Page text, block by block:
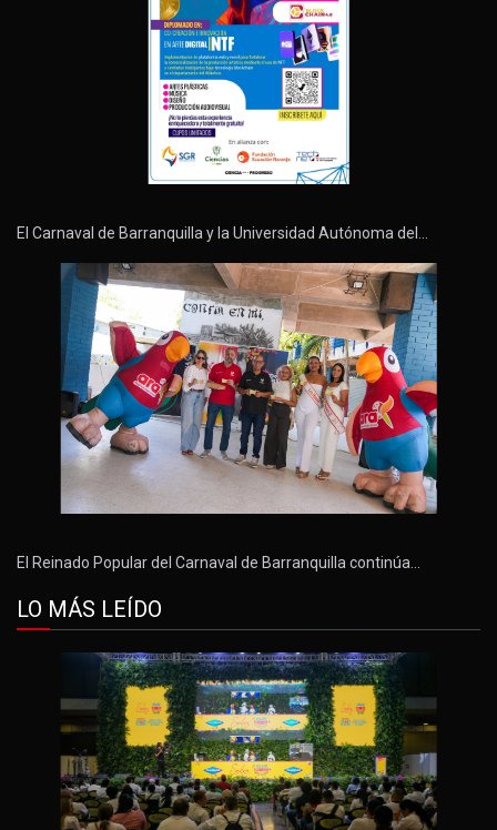
El Carnaval de Barranquilla y la Universidad Autónoma del…
El Reinado Popular del Carnaval de Barranquilla continúa…
LO MÁS LEÍDO